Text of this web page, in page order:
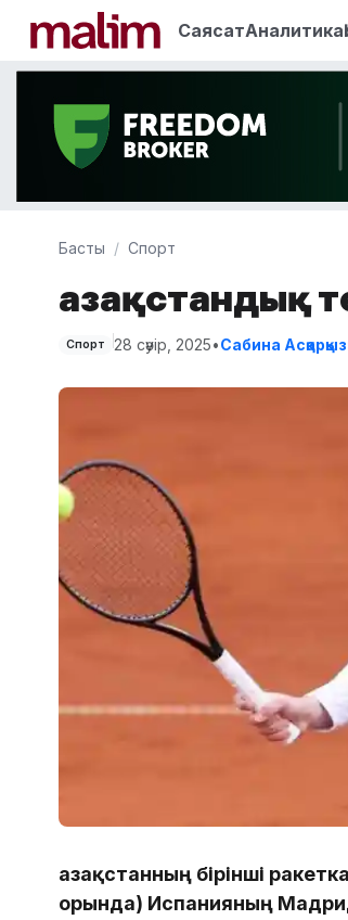
СаясатАналитика
Басты Спорт
Қазақстандық
Спорт 28 сәуір, 2025•Сабина
Қазақстанның бірінші
орында) Испанияның